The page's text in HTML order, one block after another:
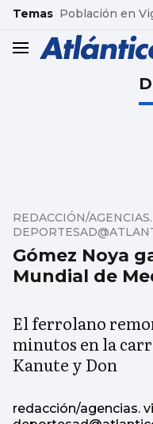
common.go-to-content
Temas Población en
header.menu.open
Gómez Noya
Mundial de
REDACCIÓN/
El ferrolano
minutos en la
Kanute y Don
redacción/agencias.